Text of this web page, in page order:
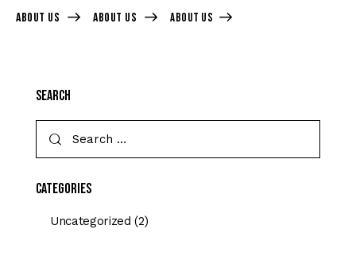
About Us About Us About Us
Search
Categories
Uncategorized (2)